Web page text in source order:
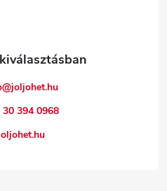
@joljohet.hu
30 394 0968